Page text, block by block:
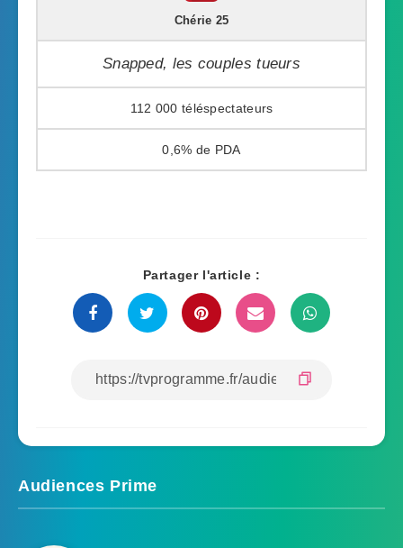
Chérie 25
Snapped, les couples tueurs
112 000
0,6%
Partager l'article :
Audiences Prime